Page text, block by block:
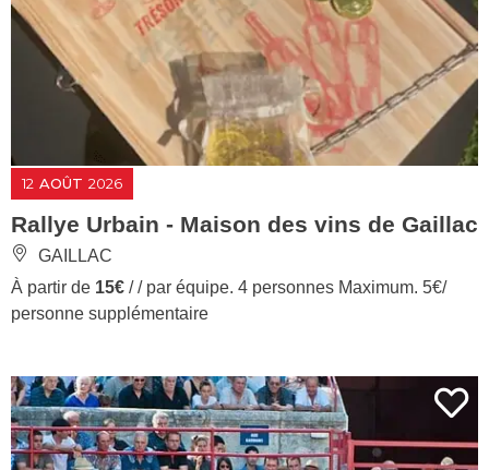
12 AOÛT 2026
Rallye Urbain - Maison des vins de Gaillac
GAILLAC
À partir de 15€ / / par équipe. 4 personnes Maximum. 5€/
personne supplémentaire